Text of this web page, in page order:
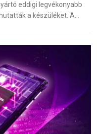
eddigi legvékonyabb
a készüléket. A…